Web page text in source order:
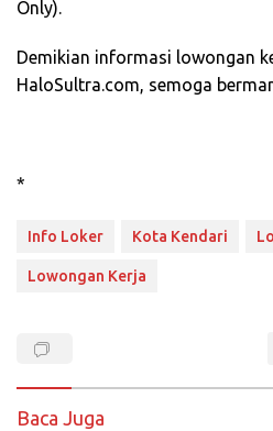
Only).
Demikian informasi lowongan
HaloSultra.com, semoga
*
Info Loker Kota Kendari
Lowongan Kerja
Baca Juga